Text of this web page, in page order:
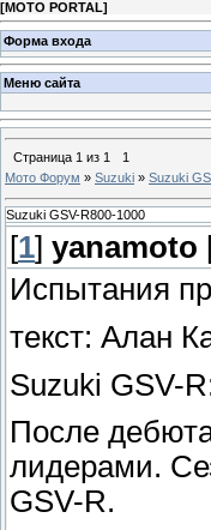
[MOTO PORTAL]
Форма входа
Меню сайта
Страница 1 из 1
1
Мото Форум » Suzuki » Suzuki
Suzuki GSV-R800-1000
[1] yanamoto
Испытания
текст: Алан
Suzuki GSV-
После
лидерами.
GSV-R.